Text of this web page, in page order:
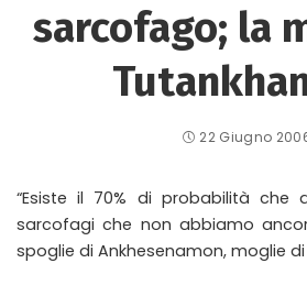
sarcofago; la
22 Giugno
“Esiste il 70% di probabilità che
sarcofagi che non abbiamo
spoglie di Ankhesenamon, moglie